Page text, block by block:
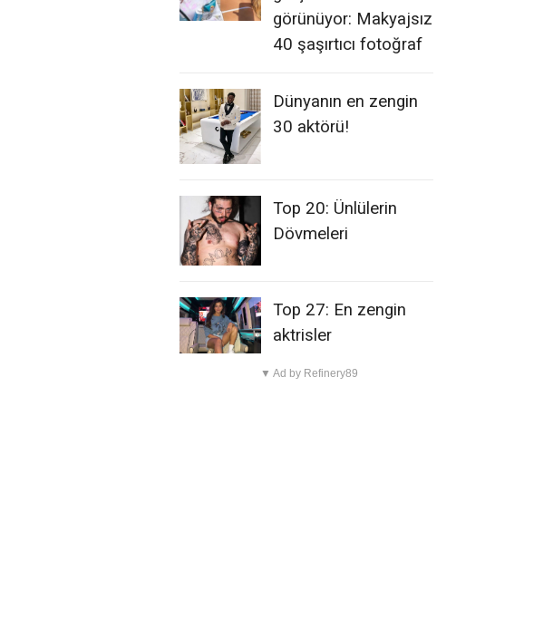
görünüyor: Makyajsız
40 şaşırtıcı fotoğraf
Dünyanın en zengin
30 aktörü!
Top 20: Ünlülerin
Dövmeleri
Top 27: En zengin
aktrisler
▼ Ad by Refinery89